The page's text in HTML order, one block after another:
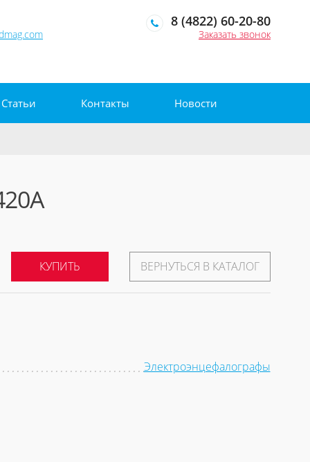
8 (4822) 60-20-80
Заказать звонок
Статьи Контакты Новости
КУПИТЬ ВЕРНУТЬСЯ В КАТАЛОГ
Электроэнцефалографы